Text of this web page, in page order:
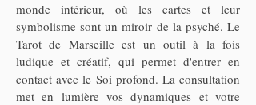
monde intérieur, où les cartes et leur
symbolisme sont un miroir de la psyché. Le
Tarot de Marseille est un outil à la fois
ludique et créatif, qui permet d'entrer en
contact avec le Soi profond. La consultation
met en lumière vos dynamiques et votre